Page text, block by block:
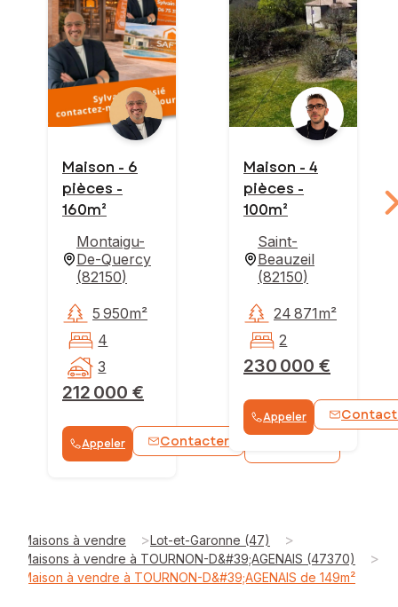
Maison - 6
pièces -
160m²
Montaigu-
De-Quercy
(82150)
212 000 €
5 950m²
4
3
Appeler Contacter
Maison - 4
pièces -
100m²
Saint-
Beauzeil
(82150)
230 000 €
24 871m²
2
Appeler
Maisons à vendre >Lot-et-Garonne (47) >
Maisons à vendre à TOURNON-D&#39;AGENAIS (47370) >
Maison à vendre à TOURNON-D&#39;AGENAIS de 149m²